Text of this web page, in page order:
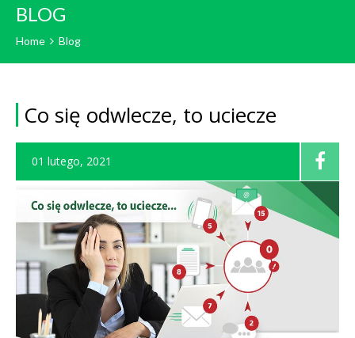
BLOG
Home Blog
Co się odwlecze, to uciecze
01 lutego, 2021